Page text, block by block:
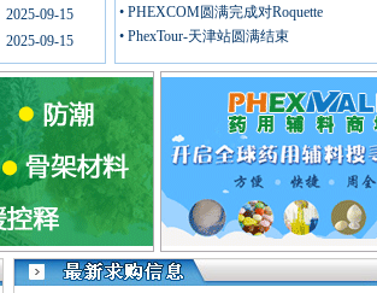
2025-09-15
2025-09-15
• PHEXCOM圆满完成对Roquette
• PhexTour-天津站圆满结束